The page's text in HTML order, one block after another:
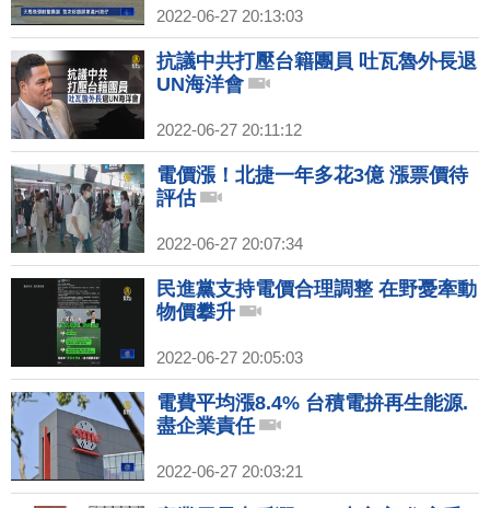
2022-06-27 20:13:03
抗議中共打壓台籍團員 吐瓦魯外長退
UN海洋會
2022-06-27 20:11:12
電價漲！北捷一年多花3億 漲票價待
評估
2022-06-27 20:07:34
民進黨支持電價合理調整 在野憂牽動
物價攀升
2022-06-27 20:05:03
電費平均漲8.4% 台積電拚再生能源.
盡企業責任
2022-06-27 20:03:21